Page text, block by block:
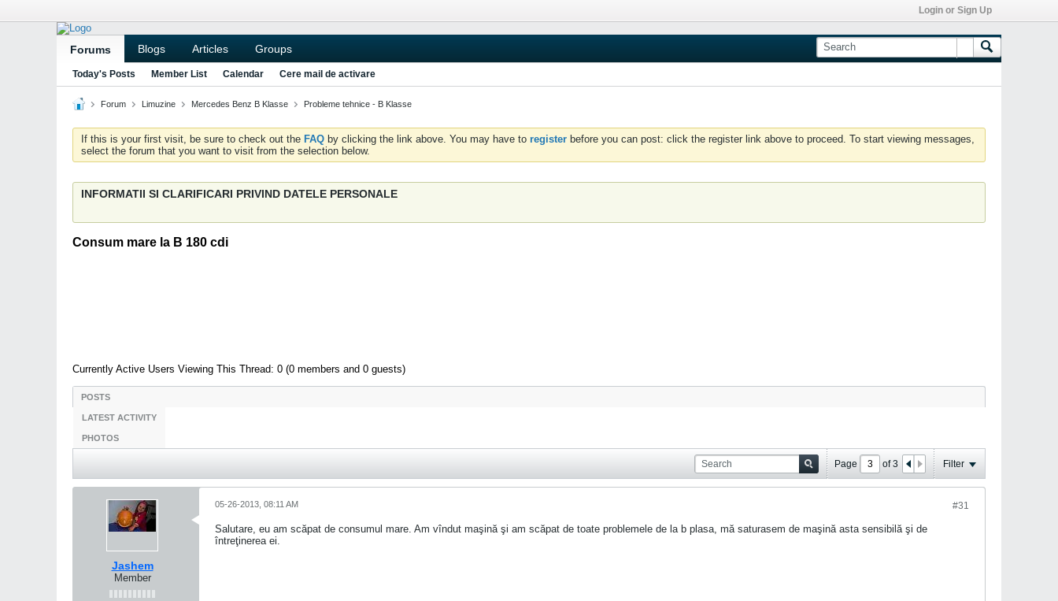
Login or Sign Up
Forums Blogs Articles Groups
Today's Posts Member List Calendar Cere mail de activare
Forum Limuzine Mercedes Benz B Klasse Probleme tehnice - B Klasse
If this is your first visit, be sure to check out the FAQ by clicking the link above. You may have to register before you can post: click the register link above to proceed. To start viewing messages,
select the forum that you want to visit from the selection below.
INFORMATII SI CLARIFICARI PRIVIND DATELE PERSONALE
Consum mare la B 180 cdi
Currently Active Users Viewing This Thread: 0 (0 members and 0 guests)
POSTS
LATEST ACTIVITY
PHOTOS
Page of3 Filter
Jashem
Member
#31
05-26-2013, 08:11 AM
Salutare, eu am scăpat de consumul mare. Am vîndut maşină şi am scăpat de toate problemele de la b plasa, mă saturasem de maşină asta sensibilă şi de
întreţinerea ei.